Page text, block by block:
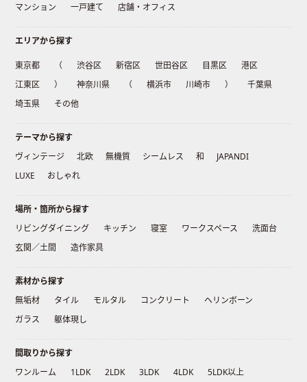
マンション
一戸建て 店舗・オフィス
エリアから探す
東京都 （ 渋谷区 新宿区 世田谷区 目黒区
港区
江東区
） 神奈川県 （ 横浜市 川崎市 ）
千葉県
埼玉県
その他
テーマから探す
ヴィンテージ
北欧 無機質 シームレス 和
JAPANDI
LUXE
おしゃれ
場所・箇所から探す
リビングダイニング
キッチン 寝室 ワークスペース
洗面台
玄関／土間
造作家具
素材から探す
無垢材
タイル モルタル コンクリート
ヘリンボーン
ガラス
躯体現し
間取りから探す
ワンルーム
1LDK 2LDK 3LDK 4LDK 5LDK以上